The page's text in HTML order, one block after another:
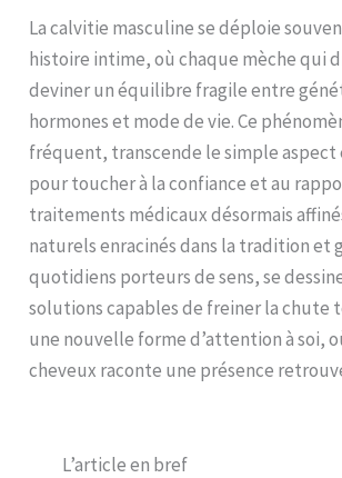
La calvitie masculine se déploie
histoire intime, où chaque mèche qui
deviner un équilibre fragile entre
hormones et mode de vie. Ce
fréquent, transcende le simple
pour toucher à la confiance et au
traitements médicaux désormais
naturels enracinés dans la tradition et
quotidiens porteurs de sens, se
solutions capables de freiner la chute
une nouvelle forme d’attention à soi,
cheveux raconte une présence
L’article en bref